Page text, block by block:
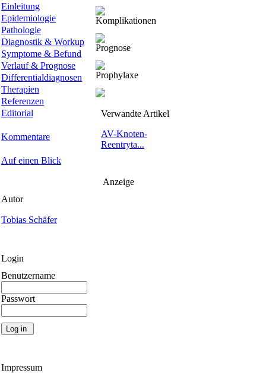
Einleitung
Epidemiologie
Pathologie
Diagnostik & Workup
Symptome & Befund
Verlauf & Prognose
Differentialdiagnosen
Therapien
Referenzen
Editorial
Kommentare
Auf einen Blick
Autor
Tobias Schäfer
Login
Benutzername
Passwort
Impressum
Komplikationen
Prognose
Prophylaxe
Verwandte Artikel
AV-Knoten-
Reentryta...
Anzeige